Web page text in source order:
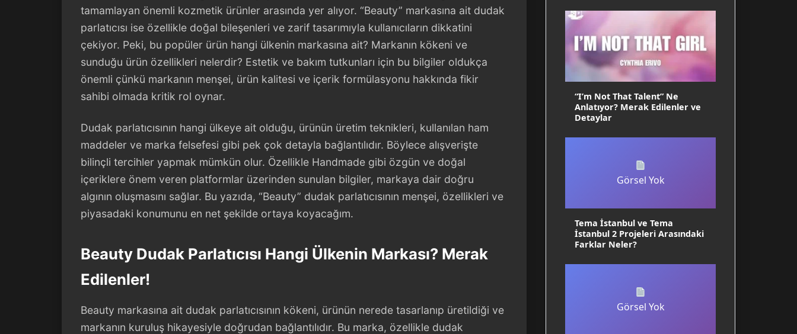
tamamlayan önemli kozmetik ürünler arasında yer alıyor. “Beauty” markasına ait dudak
parlatıcısı ise özellikle doğal bileşenleri ve zarif tasarımıyla kullanıcıların dikkatini
çekiyor. Peki, bu popüler ürün hangi ülkenin markasına ait? Markanın kökeni ve
sunduğu ürün özellikleri nelerdir? Estetik ve bakım tutkunları için bu bilgiler oldukça
önemli çünkü markanın menşei, ürün kalitesi ve içerik formülasyonu hakkında fikir
sahibi olmada kritik rol oynar.
Dudak parlatıcısının hangi ülkeye ait olduğu, ürünün üretim teknikleri, kullanılan ham
maddeler ve marka felsefesi gibi pek çok detayla bağlantılıdır. Böylece alışverişte
bilinçli tercihler yapmak mümkün olur. Özellikle Handmade gibi özgün ve doğal
içeriklere önem veren platformlar üzerinden sunulan bilgiler, markaya dair doğru
algının oluşmasını sağlar. Bu yazıda, “Beauty” dudak parlatıcısının menşei, özellikleri ve
piyasadaki konumunu en net şekilde ortaya koyacağım.
Beauty Dudak Parlatıcısı Hangi Ülkenin Markası? Merak
Edilenler!
Beauty markasına ait dudak parlatıcısının kökeni, ürünün nerede tasarlanıp üretildiği ve
markanın kuruluş hikayesiyle doğrudan bağlantılıdır. Bu marka, özellikle dudak
“I’m Not That Talent” Ne
Anlatıyor? Merak Edilenler ve
Detaylar
Görsel Yok
Tema İstanbul ve Tema
İstanbul 2 Projeleri Arasındaki
Farklar Neler?
Görsel Yok